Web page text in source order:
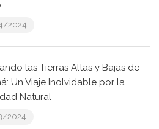
2024
las Tierras Altas y Bajas de
Un Viaje Inolvidable por la
Natural
2024